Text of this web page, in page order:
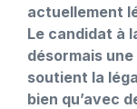
actuellement
Le candidat à
désormais
soutient la
bien qu’avec